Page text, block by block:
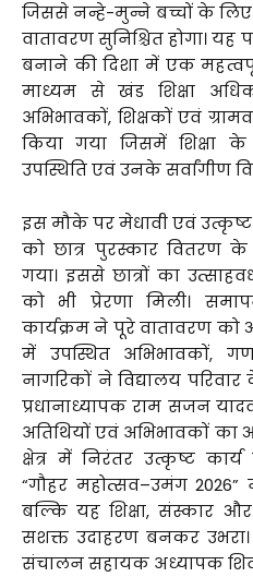
जिससे नन्हे-मुन्ने बच्चों के
वातावरण सुनिश्चित होगा। यह
बनाने की दिशा में एक
माध्यम से खंड शिक्षा
अभिभावकों, शिक्षकों एवं
किया गया जिसमें शिक्षा
उपस्थिति एवं उनके सर्वांगीण
इस मौके पर मेधावी एवं उत्कृष्ट
को छात्र पुरस्कार वितरण
गया। इससे छात्रों का
को भी प्रेरणा मिली।
कार्यक्रम ने पूरे वातावरण को
में उपस्थित अभिभावकों,
नागरिकों ने विद्यालय
प्रधानाध्यापक राम सजन
अतिथियों एवं अभिभावकों का
क्षेत्र में निरंतर उत्कृष्ट
“गौहर महोत्सव–उमंग
बल्कि यह शिक्षा, संस्कार
सशक्त उदाहरण बनकर
संचालन सहायक अध्यापक